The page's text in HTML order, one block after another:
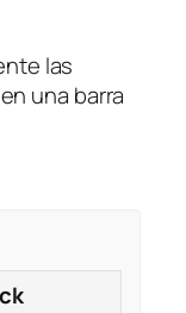
las
una barra